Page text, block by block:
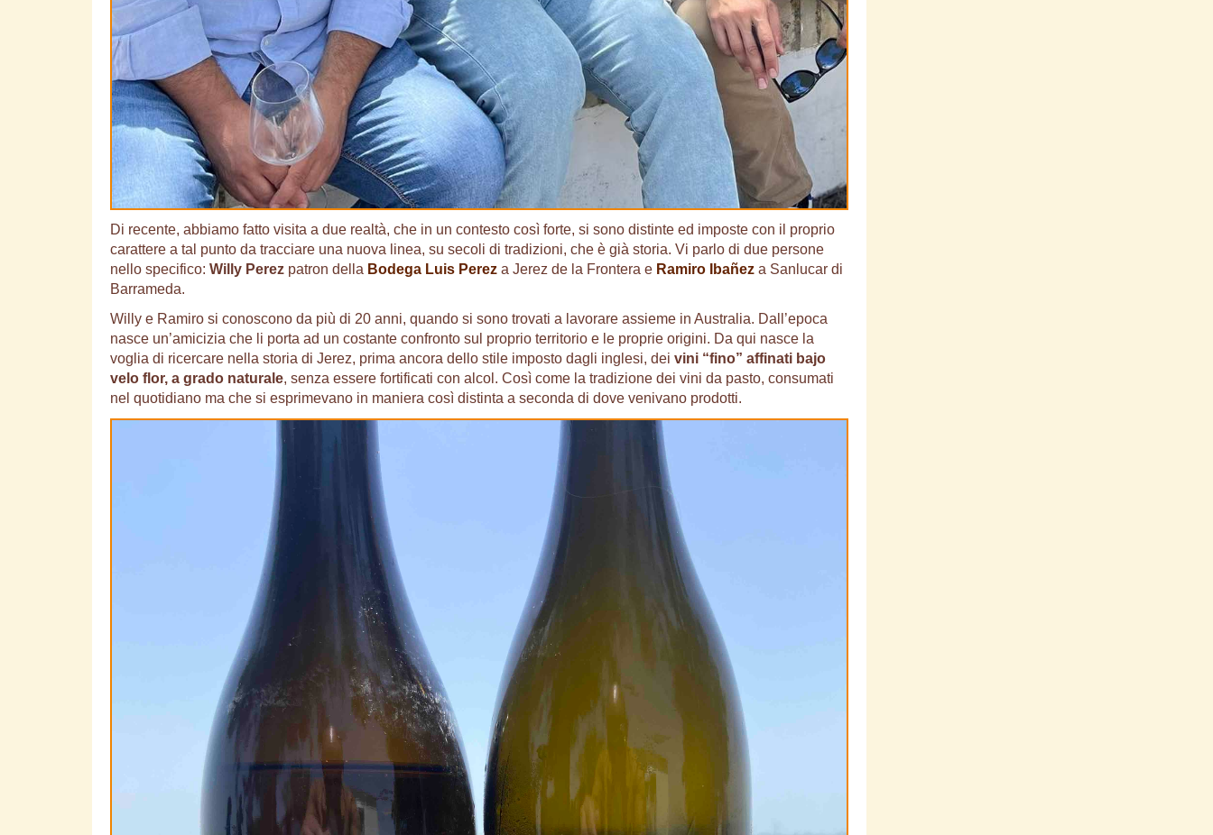
Di recente, abbiamo fatto visita a due realtà, che in un contesto così forte, si sono distinte ed imposte con il proprio
carattere a tal punto da tracciare una nuova linea, su secoli di tradizioni, che è già storia. Vi parlo di due persone
nello specifico: Willy Perez patron della Bodega Luis Perez a Jerez de la Frontera e Ramiro Ibañez a Sanlucar di
Barrameda.
Willy e Ramiro si conoscono da più di 20 anni, quando si sono trovati a lavorare assieme in Australia. Dall’epoca
nasce un’amicizia che li porta ad un costante confronto sul proprio territorio e le proprie origini. Da qui nasce la
voglia di ricercare nella storia di Jerez, prima ancora dello stile imposto dagli inglesi, dei vini “fino” affinati bajo
velo flor, a grado naturale, senza essere fortificati con alcol. Così come la tradizione dei vini da pasto, consumati
nel quotidiano ma che si esprimevano in maniera così distinta a seconda di dove venivano prodotti.